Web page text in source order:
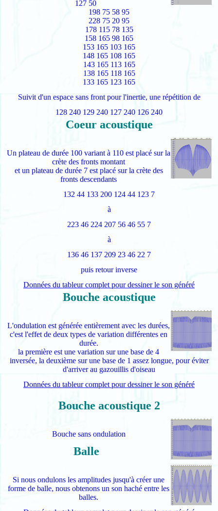
127 50
198 75 58 95
228 75 20 95
178 115 78 135
158 165 98 165
153 165 103 165
148 165 108 165
143 165 113 165
138 165 118 165
133 165 123 165
Suivit d'un espace sans front pour l'inertie, une répétition de
128 240 129 240 127 240 126 240
Coeur acoustique
Un plateau de durée 100 variant à 110 est placé sur la
crète des fronts montant
et un plateau de durée 7 est placé sur la crète des
fronts descendants
132 44 133 200 124 44 123 7
à
223 46 224 207 56 46 55 7
à
136 46 137 209 23 46 22 7
puis retour inverse
Données du tableur complet pour dessiner le son généré
Bouche acoustique
L'ondulation est générée entièrement avec les durées,
c'est l'effet de deux types de variation différentes en
durée.
la première est une variation sur une base de 4
inversée, la deuxième sur une base de 1 assez longue, pour éviter
d'arriver au gazouillis d'oiseau
Données du tableur complet pour dessiner le son généré
Bouche acoustique 2
Bouche sans ondulation
Balle
Si nous ondulons les amplitudes jusqu'à créer une
forme de balle, nous obtenons un son haché entre les
balles.